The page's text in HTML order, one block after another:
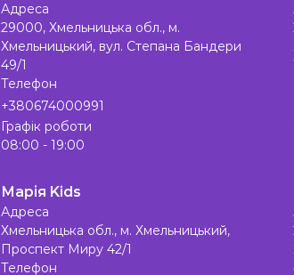
Адреса
29000, Хмельницька обл., м.
Хмельницький, вул. Степана Бандери
49/1
Телефон
+380674000991
Графік роботи
08:00 - 19:00
Марія Kids
Адреса
Хмельницька обл., м. Хмельницький,
Проспект Миру 42/1
Телефон